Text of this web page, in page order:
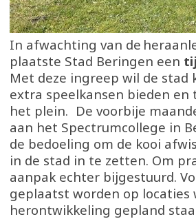
In afwachting van de
plaatste Stad Beringen een
Met deze ingreep wil de
extra speelkansen bieden
het plein. De voorbije
aan het Spectrumcollege in
de bedoeling om de kooi
in de stad in te zetten. Om
aanpak echter bijgestuurd.
geplaatst worden op locaties
herontwikkeling gepland